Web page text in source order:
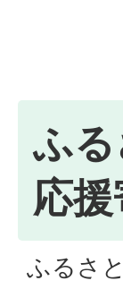
ふ
応
ふるさ